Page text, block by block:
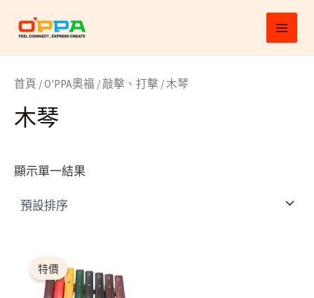
首頁 /O'PPA奧福 /敲擊、打擊 / 木琴
木琴
顯示單一結果
特價
始
價
格：
價
格：